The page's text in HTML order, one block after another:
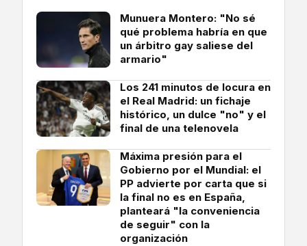
Munuera Montero: "No sé
qué problema habría en que
un árbitro gay saliese del
armario"
Los 241 minutos de locura en
el Real Madrid: un fichaje
histórico, un dulce "no" y el
final de una telenovela
Máxima presión para el
Gobierno por el Mundial: el
PP advierte por carta que si
la final no es en España,
planteará "la conveniencia
de seguir" con la
organización